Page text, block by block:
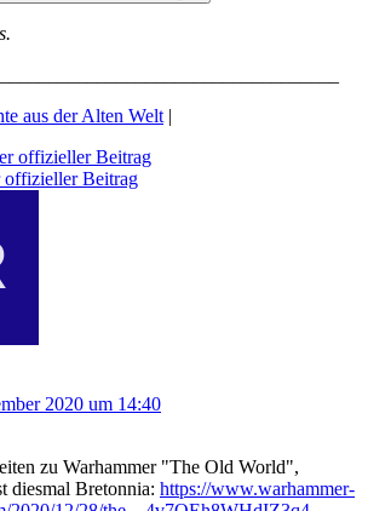
aus der Alten Welt |
offizieller Beitrag
offizieller Beitrag
2020 um 14:40
zu Warhammer "The Old World",
diesmal Bretonnia: https://www.warhammer-